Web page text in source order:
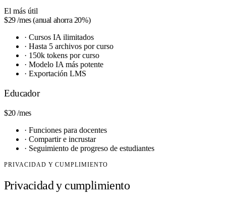
El más útil
$29/mes (anual ahorra 20%)
· Cursos IA ilimitados
· Hasta 5 archivos por curso
· 150k tokens por curso
· Modelo IA más potente
· Exportación LMS
Educador
$20/mes
· Funciones para docentes
· Compartir e incrustar
· Seguimiento de progreso de estudiantes
PRIVACIDAD Y CUMPLIMIENTO
Privacidad y cumplimiento